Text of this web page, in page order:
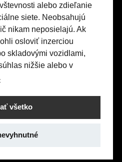
Opel
cookies
&lead management GROWITO
alebo zdieľanie
siete. Neobsahujú
nikam neposielajú. Ak
osloviť inzerciou
skladovými vozidlami,
nižšie alebo v
všetko